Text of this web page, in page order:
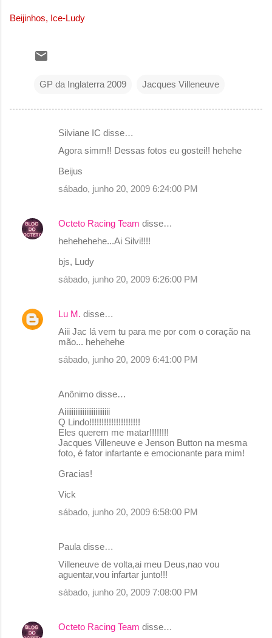
Beijinhos, Ice-Ludy
GP da Inglaterra 2009 Jacques Villeneuve
t
á
s
Silviane IC disse…
Agora simm!! Dessas fotos eu gostei!! hehehe
Beijus
sábado, junho 20, 2009 6:24:00 PM
Octeto Racing Team disse…
hehehehehe...Ai Silvi!!!!
bjs, Ludy
sábado, junho 20, 2009 6:26:00 PM
Lu M. disse…
Aiii Jac lá vem tu para me por com o coração na
mão... hehehehe
sábado, junho 20, 2009 6:41:00 PM
Anônimo disse…
Aiiiiiiiiiiiiiiiiiiiiiiiii
Q Lindo!!!!!!!!!!!!!!!!!!!!!
Eles querem me matar!!!!!!!!
Jacques Villeneuve e Jenson Button na mesma
foto, é fator infartante e emocionante para mim!
Gracias!
Vick
sábado, junho 20, 2009 6:58:00 PM
Paula disse…
Villeneuve de volta,ai meu Deus,nao vou
aguentar,vou infartar junto!!!
sábado, junho 20, 2009 7:08:00 PM
Octeto Racing Team disse…